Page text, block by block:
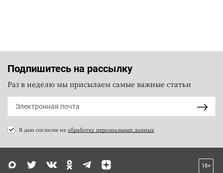
Подпишитесь на рассылку
Раз в неделю мы присылаем самые важные статьи
Я даю согласие на обработку персональных данных
18+